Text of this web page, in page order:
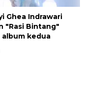
Ghea Indrawari
"Rasi Bintang"
album kedua